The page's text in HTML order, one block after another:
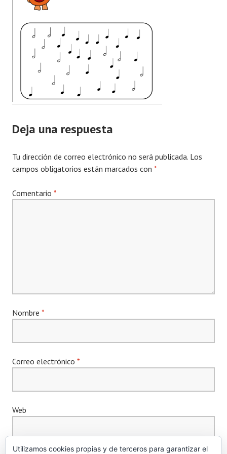
Deja una respuesta
Tu dirección de correo electrónico no será publicada. Los
campos obligatorios están marcados con *
Comentario *
Nombre *
Correo electrónico *
Web
Utilizamos cookies propias y de terceros para garantizar el